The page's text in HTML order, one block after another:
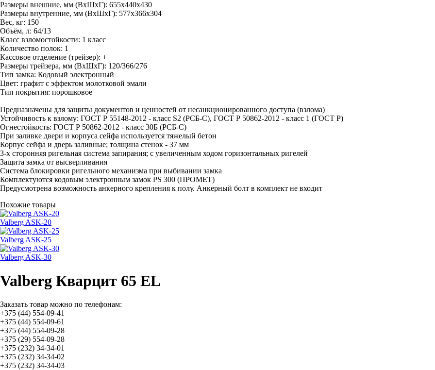
Размеры внешние, мм (ВхШхГ): 655x440x430
Размеры внутренние, мм (ВхШхГ): 577x366x304
Вес, кг: 150
Объём, л: 64/13
Класс взломостойкости: 1 класс
Количество полок: 1
Кассовое отделение (трейзер): +
Размеры трейзера, мм (ВхШхГ): 120/366/276
Тип замка: Кодовый электронный
Цвет: графит с эффектом молотковой эмали
Тип покрытия: порошковое
Предназначены для защиты документов и ценностей от несанкционированного доступа (взлома)
Устойчивость к взлому: ГОСТ Р 55148-2012 - класс S2 (РСБ-С), ГОСТ Р 50862-2012 - класс 1 (ГОСТ Р)
Огнестойкость: ГОСТ Р 50862-2012 - класс 30Б (РСБ-С)
При заливке двери и корпуса сейфа используется тяжелый бетон
Корпус сейфа и дверь заливные; толщина стенок - 37 мм
3-х сторонняя ригельная система запирания; с увеличенным ходом горизонтальных ригелей
Защита замка от высверливания
Система блокировки ригельного механизма при выбивании замка
Комплектуются кодовым электронным замок PS 300 (ПРОМЕТ)
Предусмотрена возможность анкерного крепления к полу. Анкерный болт в комплект не входит
Похожие товары
Valberg ASK-20
Valberg ASK-25
Valberg ASK-30
Valberg Кварцит 65 EL
Заказать товар можно по телефонам:
+375 (44) 554-09-41
+375 (44) 554-09-61
+375 (44) 554-09-28
+375 (29) 554-09-28
+375 (232) 34-34-01
+375 (232) 34-34-02
+375 (232) 34-34-03